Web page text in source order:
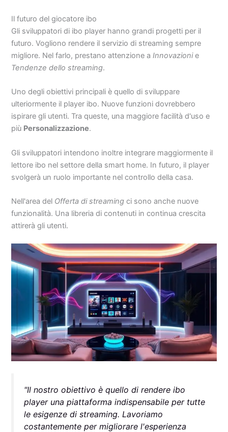
Il futuro del giocatore ibo
Gli sviluppatori di ibo player hanno grandi progetti per il
futuro. Vogliono rendere il servizio di streaming sempre
migliore. Nel farlo, prestano attenzione aInnovazionie
Tendenze dello streaming.
Uno degli obiettivi principali è quello di sviluppare
ulteriormente il player ibo. Nuove funzioni dovrebbero
ispirare gli utenti. Tra queste, una maggiore facilità d'uso e
più Personalizzazione.
Gli sviluppatori intendono inoltre integrare maggiormente il
lettore ibo nel settore della smart home. In futuro, il player
svolgerà un ruolo importante nel controllo della casa.
Nell'area del Offerta di streaming ci sono anche nuove
funzionalità. Una libreria di contenuti in continua crescita
attirerà gli utenti.
"Il nostro obiettivo è quello di rendere ibo
player una piattaforma indispensabile per tutte
le esigenze di streaming. Lavoriamo
costantemente per migliorare l'esperienza